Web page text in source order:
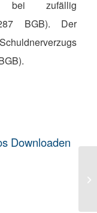
bei zufällig
BGB). Der
Downloaden